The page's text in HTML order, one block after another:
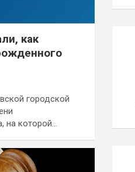
как
городской
на которой…